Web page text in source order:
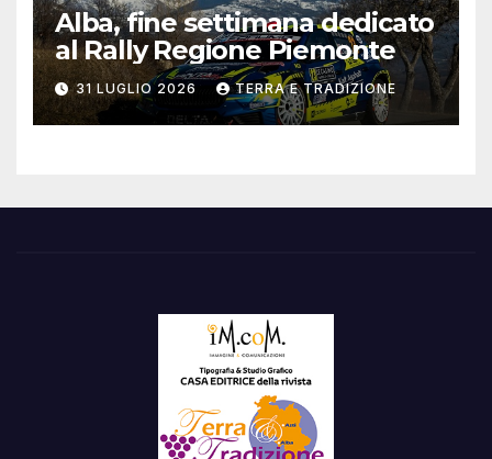
Alba, fine settimana dedicato
al Rally Regione Piemonte
31 LUGLIO 2026 TERRA E TRADIZIONE